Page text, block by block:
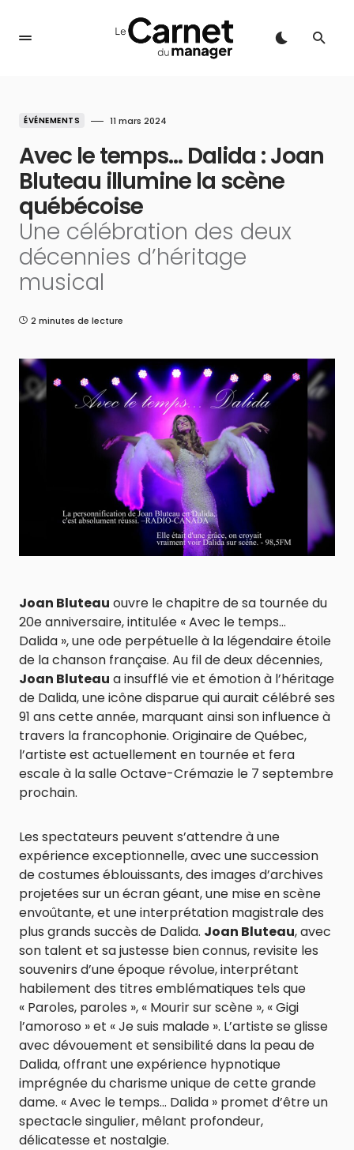
ÉVÉNEMENTS 11 mars 2024
Avec le temps… Dalida : Joan
Bluteau illumine la scène
québécoise
Une célébration des deux
décennies d’héritage
musical
2 minutes de lecture
Joan Bluteau ouvre le chapitre de sa tournée du
20e anniversaire, intitulée « Avec le temps…
Dalida », une ode perpétuelle à la légendaire étoile
de la chanson française. Au fil de deux décennies,
Joan Bluteau a insufflé vie et émotion à l’héritage
de Dalida, une icône disparue qui aurait célébré ses
91 ans cette année, marquant ainsi son influence à
travers la francophonie. Originaire de Québec,
l’artiste est actuellement en tournée et fera
escale à la salle Octave-Crémazie le 7 septembre
prochain.
Les spectateurs peuvent s’attendre à une
expérience exceptionnelle, avec une succession
de costumes éblouissants, des images d’archives
projetées sur un écran géant, une mise en scène
envoûtante, et une interprétation magistrale des
plus grands succès de Dalida. Joan Bluteau, avec
son talent et sa justesse bien connus, revisite les
souvenirs d’une époque révolue, interprétant
habilement des titres emblématiques tels que
« Paroles, paroles », « Mourir sur scène », « Gigi
l’amoroso » et « Je suis malade ». L’artiste se glisse
avec dévouement et sensibilité dans la peau de
Dalida, offrant une expérience hypnotique
imprégnée du charisme unique de cette grande
dame. « Avec le temps… Dalida » promet d’être un
spectacle singulier, mêlant profondeur,
délicatesse et nostalgie.